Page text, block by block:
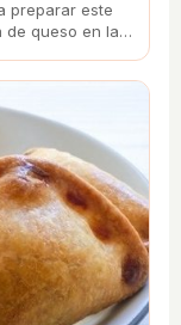
preparar este
de queso en la